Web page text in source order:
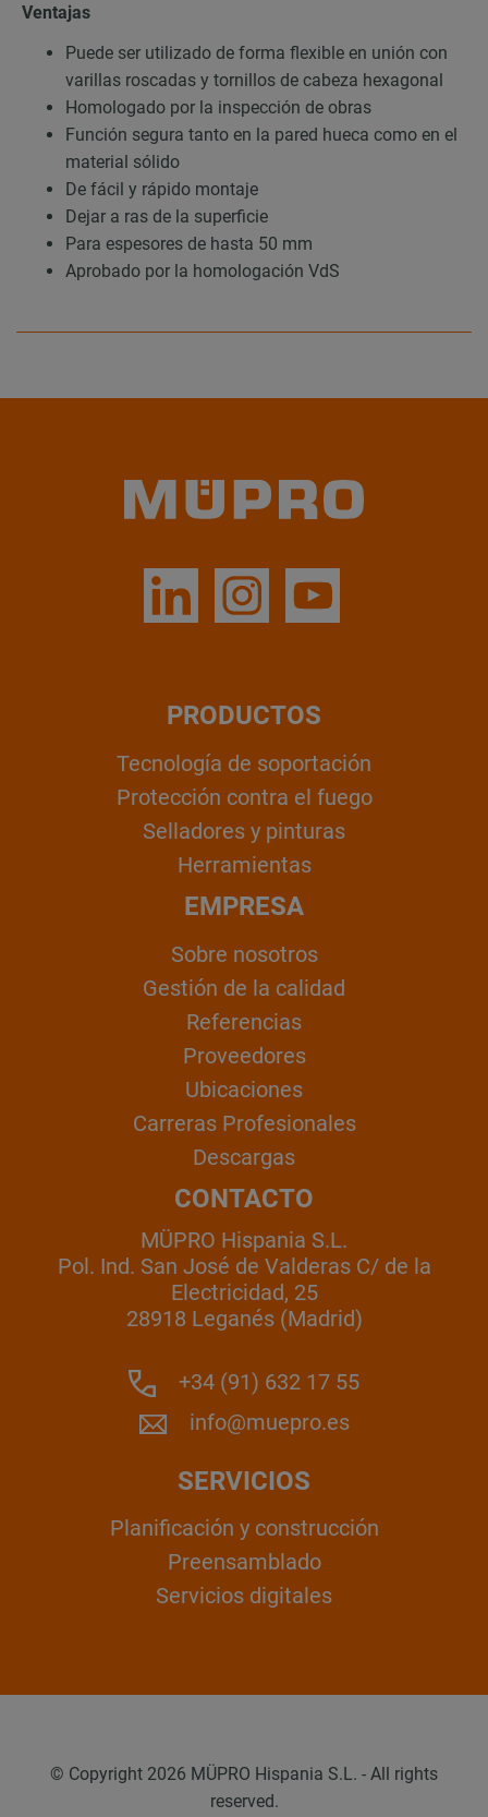
Ventajas
Puede ser utilizado de forma flexible en unión con
varillas roscadas y tornillos de cabeza hexagonal
Homologado por la inspección de obras
Función segura tanto en la pared hueca como en el
material sólido
De fácil y rápido montaje
Dejar a ras de la superficie
Para espesores de hasta 50 mm
Aprobado por la homologación VdS
PRODUCTOS
Tecnología de soportación
Protección contra el fuego
Selladores y pinturas
Herramientas
EMPRESA
Sobre nosotros
Gestión de la calidad
Referencias
Proveedores
Ubicaciones
Carreras Profesionales
Descargas
CONTACTO
MÜPRO Hispania S.L.
Pol. Ind. San José de Valderas C/ de la
Electricidad, 25
28918 Leganés (Madrid)
+34 (91) 632 17 55
info@muepro.es
SERVICIOS
Planificación y construcción
Preensamblado
Servicios digitales
© Copyright 2026 MÜPRO Hispania S.L. - All rights
reserved.